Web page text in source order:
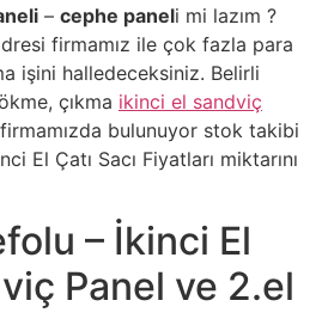
– cephe paneli mi lazım ?
firmamız ile çok fazla para
işini halledeceksiniz. Belirli
çıkma ikinci el sandviç
bulunuyor stok takibi
El Çatı Sacı Fiyatları miktarını
– İkinci El
Panel ve 2.el